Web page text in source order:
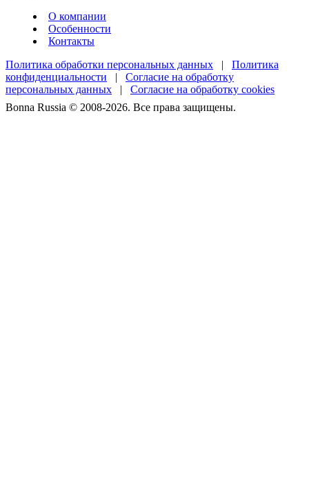
О компании
Особенности
Контакты
Политика обработки персональных данных | Политика
конфиденциальности | Согласие на обработку
персональных данных | Согласие на обработку cookies
Bonna Russia © 2008-2026. Все права защищены.